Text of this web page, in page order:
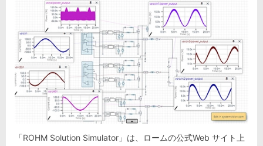
「ROHM Solution Simulator」は、ロームの公式Web サイト上